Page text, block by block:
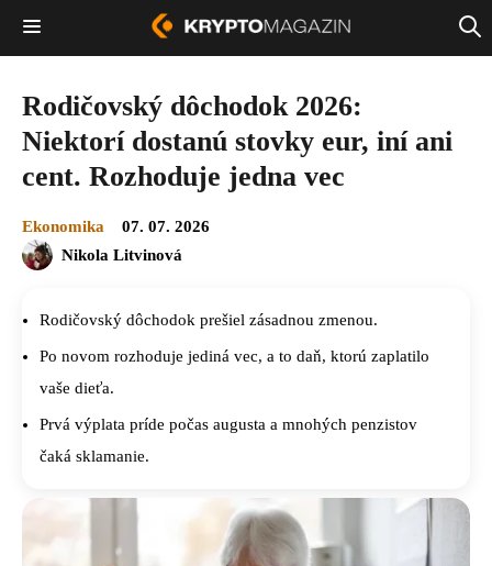
Rodičovský dôchodok 2026:
Niektorí dostanú stovky eur, iní ani
cent. Rozhoduje jedna vec
Ekonomika
07. 07. 2026
Nikola Litvinová
Rodičovský dôchodok prešiel zásadnou zmenou.
Po novom rozhoduje jediná vec, a to daň, ktorú zaplatilo
vaše dieťa.
Prvá výplata príde počas augusta a mnohých penzistov
čaká sklamanie.